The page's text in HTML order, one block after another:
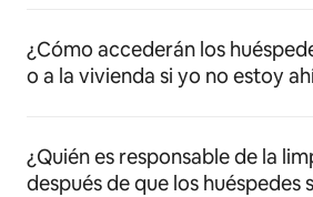
¿Cómo accederán los
o a la vivienda si yo no estoy
¿Quién es responsable de la
después de que los huéspedes